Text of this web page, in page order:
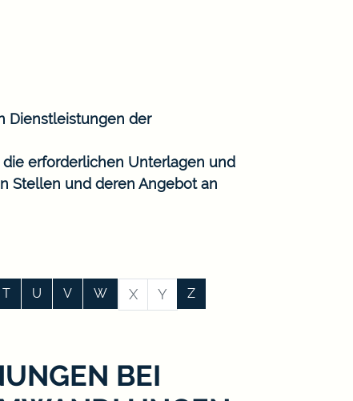
Dienstleistungen der
erforderlichen Unterlagen und
Stellen und deren Angebot an
T U V W X Y Z
BEI